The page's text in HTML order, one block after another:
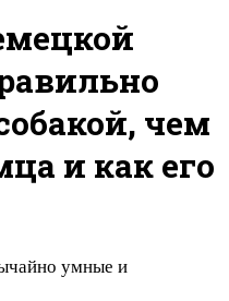
чем
и как его
умные и